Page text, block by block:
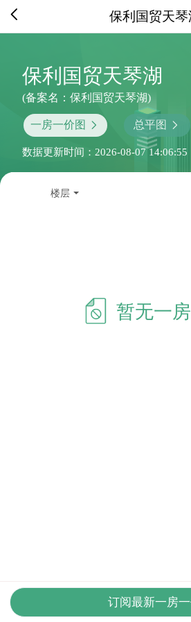
保利国贸天琴
保利国贸天琴湖
(备案名：保利国贸天琴湖)
数据更新时间：2026-08-07 14:06:55
一房一价图 总平图
楼层
订阅最新一房
暂无一